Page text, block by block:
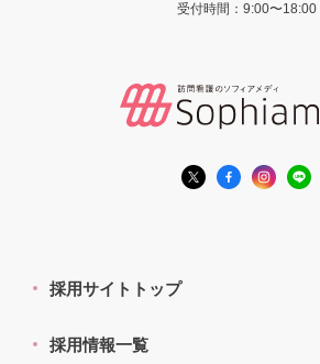
受付時間：9:00〜18:00
採用サイトトップ
採用情報一覧